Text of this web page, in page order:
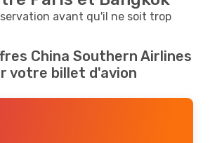
avant qu'il ne soit trop
China Southern Airlines
votre billet d'avion